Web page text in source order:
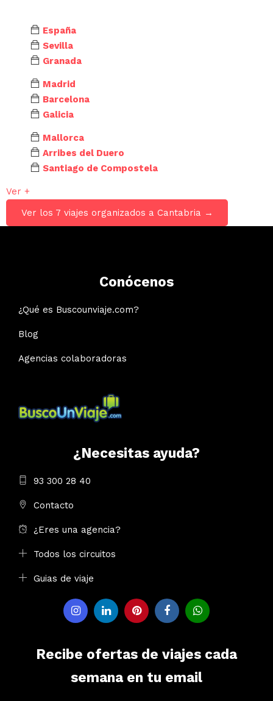
España
Sevilla
Granada
Madrid
Barcelona
Galicia
Mallorca
Arribes del Duero
Santiago de Compostela
Ver +
Ver los 7 viajes organizados a Cantabria →
Conócenos
¿Qué es Buscounviaje.com?
Blog
Agencias colaboradoras
¿Necesitas ayuda?
93 300 28 40
Contacto
¿Eres una agencia?
Todos los circuitos
Guias de viaje
Recibe ofertas de viajes cada
semana en tu email